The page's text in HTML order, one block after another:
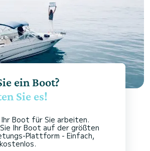
ein Boot?
Sie es!
Ihr Boot für Sie arbeiten.
Ihr Boot auf der größten
Plattform - Einfach,